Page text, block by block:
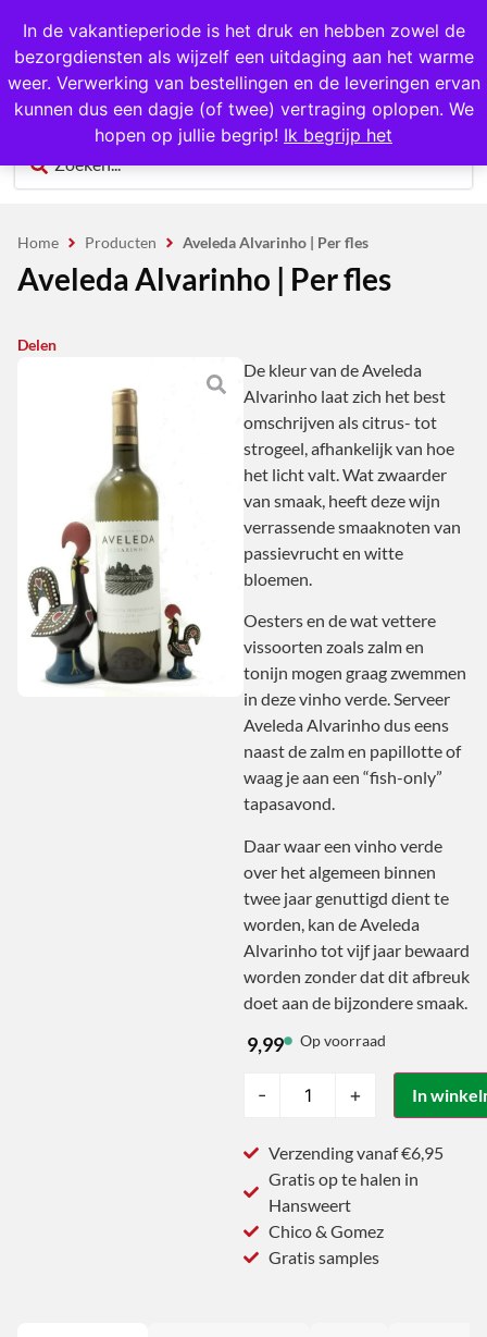
In de vakantieperiode is het druk en hebben zowel de
bezorgdiensten als wijzelf een uitdaging aan het warme
weer. Verwerking van bestellingen en de leveringen ervan
kunnen dus een dagje (of twee) vertraging oplopen. We
hopen op jullie begrip! Ik begrijp het
1000+ producten op voorraad
0
Home Producten Aveleda Alvarinho | Per fles
Aveleda Alvarinho | Per fles
Delen
De kleur van de Aveleda
Alvarinho laat zich het best
omschrijven als citrus- tot
strogeel, afhankelijk van hoe
het licht valt. Wat zwaarder
van smaak, heeft deze wijn
verrassende smaaknoten van
passievrucht en witte
bloemen.
Oesters en de wat vettere
vissoorten zoals zalm en
tonijn mogen graag zwemmen
in deze vinho verde. Serveer
Aveleda Alvarinho dus eens
naast de zalm en papillotte of
waag je aan een “fish-only”
tapasavond.
Daar waar een vinho verde
over het algemeen binnen
twee jaar genuttigd dient te
worden, kan de Aveleda
Alvarinho tot vijf jaar bewaard
worden zonder dat dit afbreuk
doet aan de bijzondere smaak.
9,99 Op voorraad
- + In
Verzending vanaf €6,95
Gratis op te halen in
Hansweert
Chico & Gomez
Gratis samples